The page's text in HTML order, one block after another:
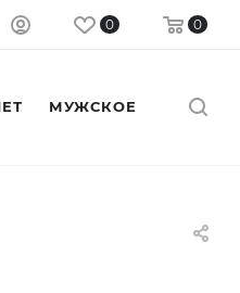
0 0
МУЖСКОЕ